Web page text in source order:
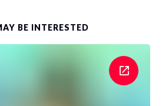
BE INTERESTED